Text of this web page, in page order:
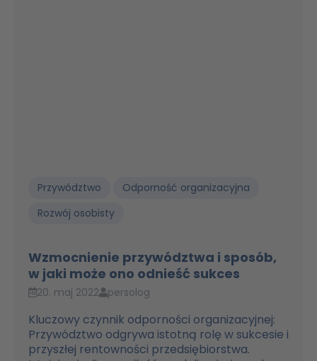
Przywództwo
Odporność organizacyjna
Rozwój osobisty
Wzmocnienie przywództwa i sposób,
w jaki może ono odnieść sukces
20. maj 2022 persolog
Kluczowy czynnik odporności organizacyjnej:
Przywództwo odgrywa istotną rolę w sukcesie i
przyszłej rentowności przedsiębiorstwa.